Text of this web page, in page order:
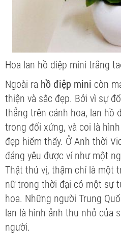
Hoa lan hồ điệp mini trắng
Ngoài ra hồ điệp mini còn
thiện và sắc đẹp. Bởi vì sự
thẳng trên cánh hoa, lan hồ
trong đối xứng, và coi là
đẹp hiếm thấy. Ở Anh thời
đáng yêu được ví như một
Thật thú vị, thậm chí là một
nữ trong thời đại có một sự
hoa. Những người Trung
lan là hình ảnh thu nhỏ của
người.